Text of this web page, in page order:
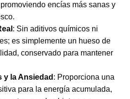
encías más sanas y
: Sin aditivos químicos ni
es simplemente un hueso de
conservado para mantener
y la Ansiedad : Proporciona una
para la energía acumulada,